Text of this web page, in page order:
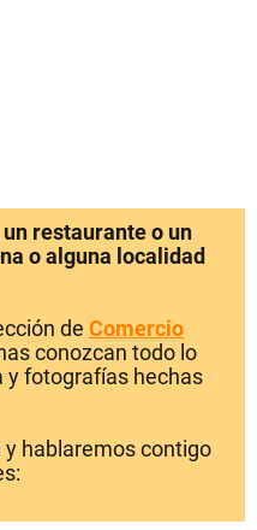
restaurante o un
o alguna localidad
de Comercio
conozcan todo lo
y fotografías hechas
y hablaremos contigo